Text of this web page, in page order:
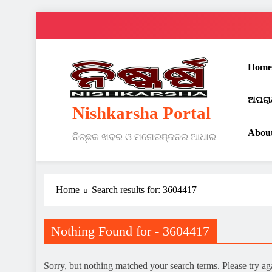
Nishkarsha Portal
ନିଚ୍ଛକ ଖବର ଓ ମନୋରଞ୍ଜନର ଆଧାର
Home
Home Search results for: 3604417
Nothing Found for - 3604417
Sorry, but nothing matched your search terms. Please try